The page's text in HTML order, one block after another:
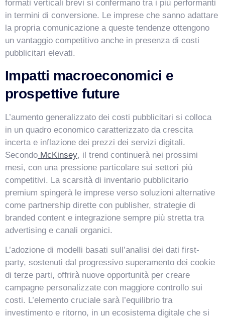
formati verticali brevi si confermano tra i più performanti
in termini di conversione. Le imprese che sanno adattare
la propria comunicazione a queste tendenze ottengono
un vantaggio competitivo anche in presenza di costi
pubblicitari elevati.
Impatti macroeconomici e
prospettive future
L’aumento generalizzato dei costi pubblicitari si colloca
in un quadro economico caratterizzato da crescita
incerta e inflazione dei prezzi dei servizi digitali.
Secondo McKinsey, il trend continuerà nei prossimi
mesi, con una pressione particolare sui settori più
competitivi. La scarsità di inventario pubblicitario
premium spingerà le imprese verso soluzioni alternative
come partnership dirette con publisher, strategie di
branded content e integrazione sempre più stretta tra
advertising e canali organici.
L’adozione di modelli basati sull’analisi dei dati first-
party, sostenuti dal progressivo superamento dei cookie
di terze parti, offrirà nuove opportunità per creare
campagne personalizzate con maggiore controllo sui
costi. L’elemento cruciale sarà l’equilibrio tra
investimento e ritorno, in un ecosistema digitale che si